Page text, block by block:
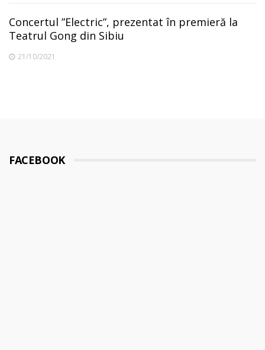
Concertul ”Electric”, prezentat în premieră la
Teatrul Gong din Sibiu
21/10/2021
FACEBOOK